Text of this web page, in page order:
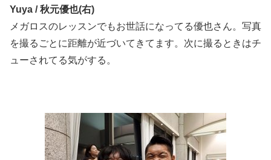
Yuya / 秋元優也(右)
メガロスのレッスンでもお世話になってる優也さん。写真
を撮るごとに距離が近づいてきてます。次に撮るときはチ
ューされてる気がする。